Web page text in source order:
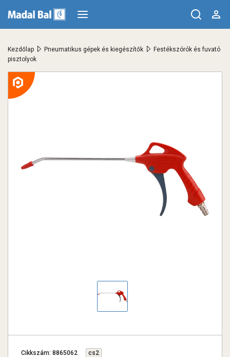
Kezdőlap > Pneumatikus gépek és kiegészítők > Festékszórók és fuvató
pisztolyok
Cikkszám: 8865062 cs2